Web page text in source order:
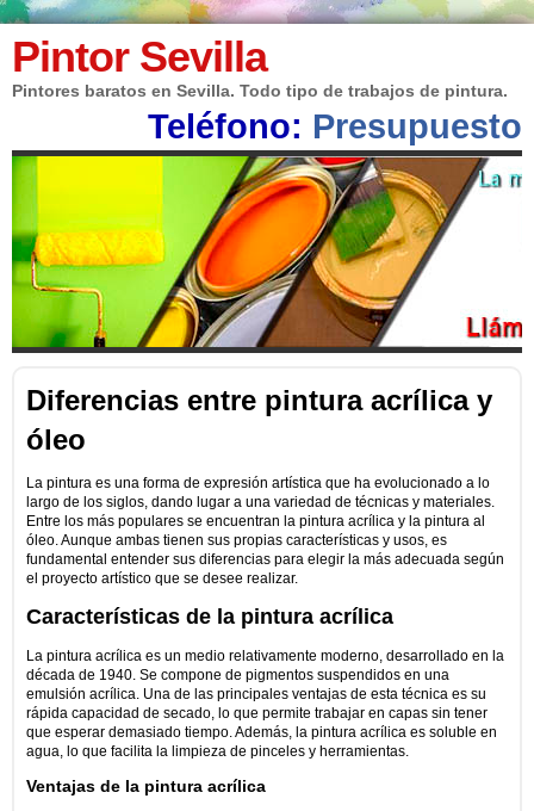
Pintor Sevilla
Pintores baratos en Sevilla. Todo tipo de trabajos de pintura.
Teléfono: Presupuesto
Diferencias entre pintura acrílica y
óleo
La pintura es una forma de expresión artística que ha evolucionado a lo
largo de los siglos, dando lugar a una variedad de técnicas y materiales.
Entre los más populares se encuentran la pintura acrílica y la pintura al
óleo. Aunque ambas tienen sus propias características y usos, es
fundamental entender sus diferencias para elegir la más adecuada según
el proyecto artístico que se desee realizar.
Características de la pintura acrílica
La pintura acrílica es un medio relativamente moderno, desarrollado en la
década de 1940. Se compone de pigmentos suspendidos en una
emulsión acrílica. Una de las principales ventajas de esta técnica es su
rápida capacidad de secado, lo que permite trabajar en capas sin tener
que esperar demasiado tiempo. Además, la pintura acrílica es soluble en
agua, lo que facilita la limpieza de pinceles y herramientas.
Ventajas de la pintura acrílica